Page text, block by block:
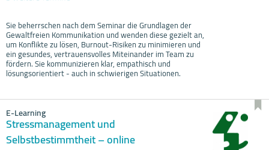
Sie beherrschen nach dem Seminar die Grundlagen der
Gewaltfreien Kommunikation und wenden diese gezielt an,
um Konflikte zu lösen, Burnout-Risiken zu minimieren und
ein gesundes, vertrauensvolles Miteinander im Team zu
fördern. Sie kommunizieren klar, empathisch und
lösungsorientiert - auch in schwierigen Situationen.
E-Learning
Stressmanagement und
Selbstbestimmtheit – online